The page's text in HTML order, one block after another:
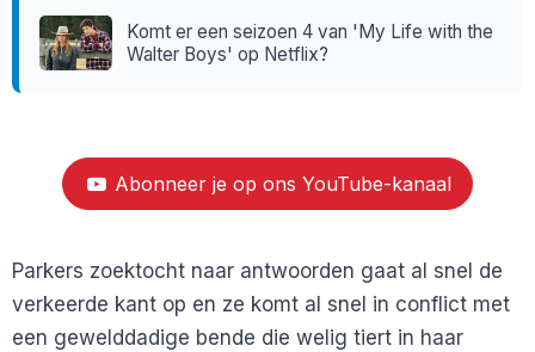
Komt er een seizoen 4 van 'My Life with the
Walter Boys' op Netflix?
Abonneer je op ons YouTube-kanaal
Parkers zoektocht naar antwoorden gaat al snel de
verkeerde kant op en ze komt al snel in conflict met
een gewelddadige bende die welig tiert in haar